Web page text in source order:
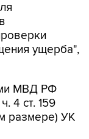
ущерба",
МВД РФ
4 ст. 159
размере) УК